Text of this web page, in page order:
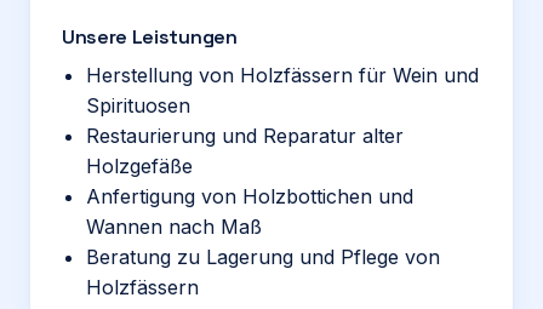
Unsere Leistungen
Herstellung von Holzfässern für Wein und
Spirituosen
Restaurierung und Reparatur alter
Holzgefäße
Anfertigung von Holzbottichen und
Wannen nach Maß
Beratung zu Lagerung und Pflege von
Holzfässern